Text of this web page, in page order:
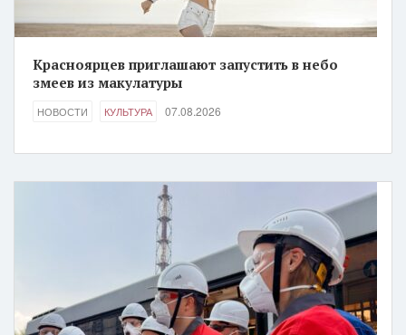
Красноярцев приглашают запустить в небо
змеев из макулатуры
НОВОСТИ КУЛЬТУРА 07.08.2026